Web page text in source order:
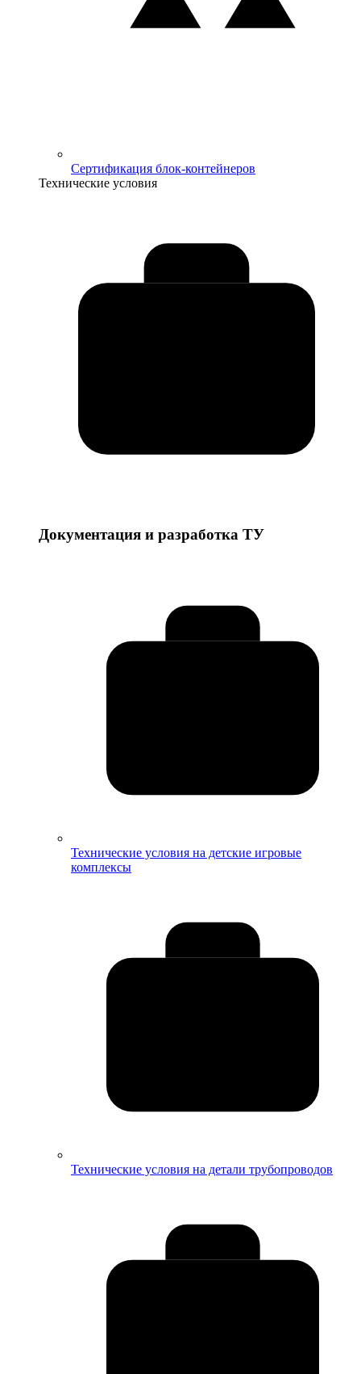
Сертификация блок-контейнеров
Технические условия
Документация и разработка ТУ
Технические условия на детские игровые
комплексы
Технические условия на детали трубопроводов